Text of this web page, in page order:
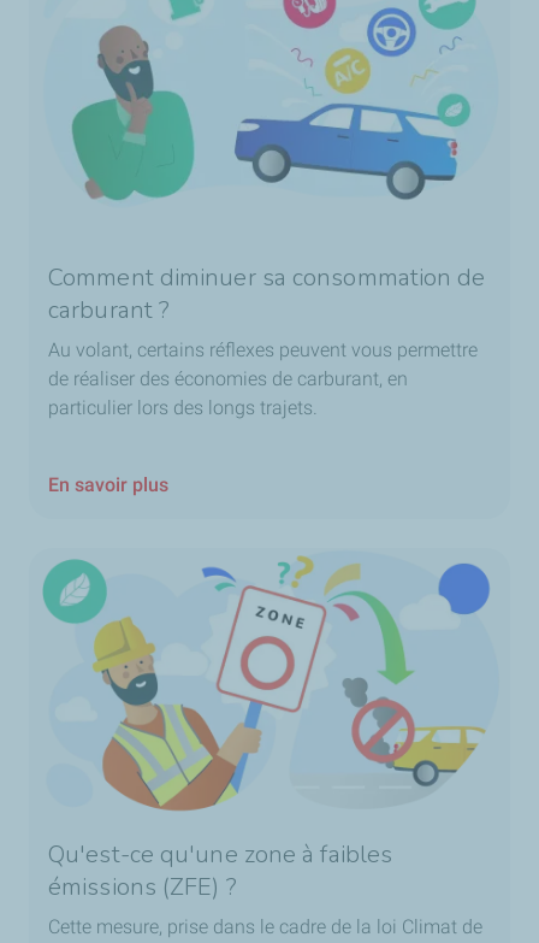
Comment diminuer sa consommation de
carburant ?
Au volant, certains réflexes peuvent vous permettre
de réaliser des économies de carburant, en
particulier lors des longs trajets.
En savoir plus
Qu'est-ce qu'une zone à faibles
émissions (ZFE) ?
Cette mesure, prise dans le cadre de la loi Climat de